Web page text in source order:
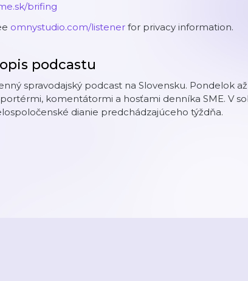
brifing
omnystudio.com/listener for privacy information.
podcastu
spravodajský podcast na Slovensku. Pondelok
komentátormi a hosťami denníka SME. V
dianie predchádzajúceho týždňa.